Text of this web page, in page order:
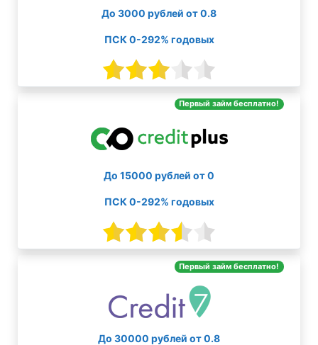
До 3000 рублей от 0.8
ПСК 0-292% годовых
Первый займ бесплатно!
До 15000 рублей от 0
ПСК 0-292% годовых
Первый займ бесплатно!
До 30000 рублей от 0.8